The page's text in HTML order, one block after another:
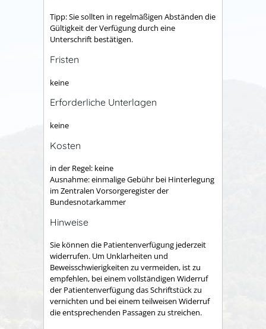
Tipp:Sie sollten in regelmäßigen Abständen die
Gültigkeit der Verfügung durch eine
Unterschrift bestätigen.
Fristen
keine
Erforderliche Unterlagen
keine
Kosten
in der Regel: keine
Ausnahme: einmalige Gebühr bei Hinterlegung
im Zentralen Vorsorgeregister der
Bundesnotarkammer
Hinweise
Sie können die Patientenverfügung jederzeit
widerrufen. Um Unklarheiten und
Beweisschwierigkeiten zu vermeiden, ist zu
empfehlen, bei einem vollständigen Widerruf
der Patientenverfügung das Schriftstück zu
vernichten und bei einem teilweisen Widerruf
die entsprechenden Passagen zu streichen.